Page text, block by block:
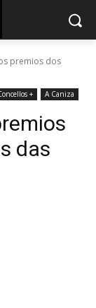
premios dos
+ A Caniza
das